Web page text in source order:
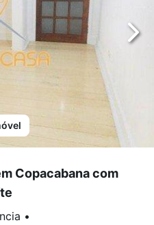
Copacabana com
•